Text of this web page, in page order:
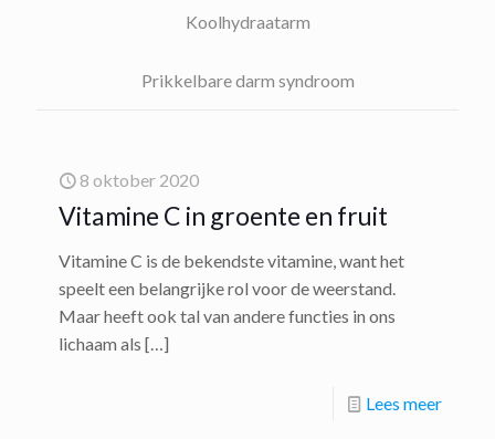
Koolhydraatarm
Prikkelbare darm syndroom
8 oktober 2020
Vitamine C in groente en fruit
Vitamine C is de bekendste vitamine, want het
speelt een belangrijke rol voor de weerstand.
Maar heeft ook tal van andere functies in ons
lichaam als […]
Lees meer